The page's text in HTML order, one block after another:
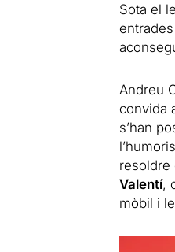
Sota el
Andreu
convida
s’han
resoldre
Valentí,
mòbil i